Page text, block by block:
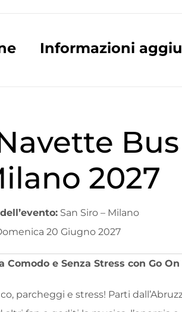
Informazioni
2027
San Siro – Milano
20 Giugno 2027
Comodo e Senza Stress con Go On
parcheggi e stress! Parti